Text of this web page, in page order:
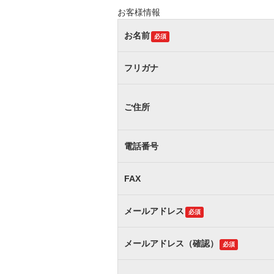
お客様情報
お名前 必須
フリガナ
ご住所
電話番号
FAX
メールアドレス 必須
メールアドレス（確認） 必須